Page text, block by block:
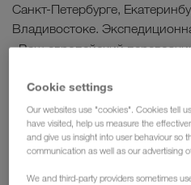
Санкт-Петербурге,
Владивостоке.
, Ваш европейский
точки России во все
Ощутите преимущества
работы на рынке
маршрутах мы также
Cookie settings
Our websites use "cookies". Cookies tell
have visited, help us measure the
and give us insight into user behaviour so
communication as well as our advertising
We and third-party providers sometimes